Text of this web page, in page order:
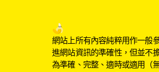
網站上所有內容純粹用作一般
進網站資訊的準確性，但並不
為準確、完整、適時或適用（